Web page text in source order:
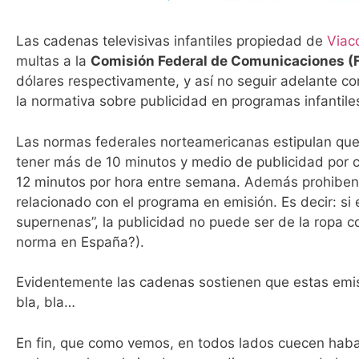
Las cadenas televisivas infantiles propiedad de
multas a la Comisión Federal de Comunicaciones
dólares respectivamente, y así no seguir adelante
la normativa sobre publicidad en programas
Las normas federales norteamericanas estipulan
tener más de 10 minutos y medio de publicidad por
12 minutos por hora entre semana. Además
relacionado con el programa en emisión. Es decir:
supernenas”, la publicidad no puede ser de la ropa
norma en España?).
Evidentemente las cadenas sostienen que estas
bla, bla…
En fin, que como vemos, en todos lados cuecen